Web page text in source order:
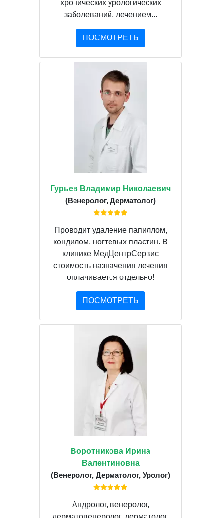
хронических урологических
заболеваний, лечением...
ПОСМОТРЕТЬ
Гурьев Владимир Николаевич
(Венеролог, Дерматолог)
Проводит удаление папиллом,
кондилом, ногтевых пластин. В
клинике МедЦентрСервис
стоимость назначения лечения
оплачивается отдельно!
ПОСМОТРЕТЬ
Воротникова Ирина
Валентиновна
(Венеролог, Дерматолог, Уролог)
Андролог, венеролог,
дерматовенеролог, дерматолог,